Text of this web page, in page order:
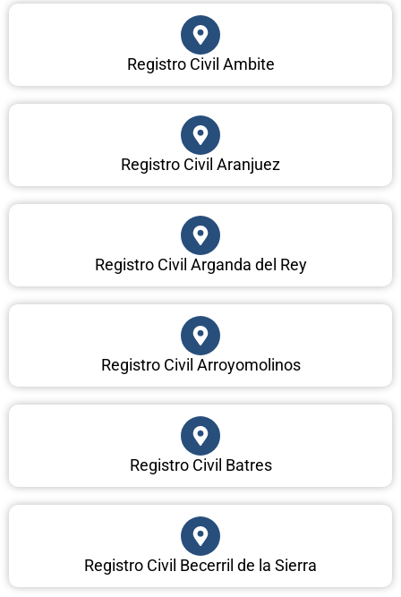
Registro Civil Ambite
Registro Civil Aranjuez
Registro Civil Arganda del Rey
Registro Civil Arroyomolinos
Registro Civil Batres
Registro Civil Becerril de la Sierra